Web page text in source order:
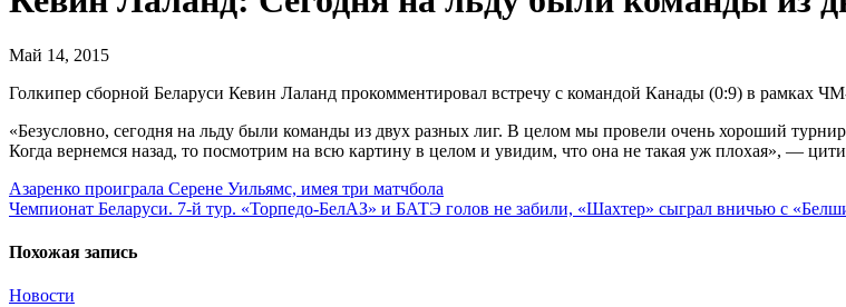
Май 14, 2015
Голкипер сборной Беларуси Кевин Лаланд прокомментировал встречу с командой Канады (0:9) в рамках
«Безусловно, сегодня на льду были команды из двух разных лиг. В целом мы провели очень хороший
Когда вернемся назад, то посмотрим на всю картину в целом и увидим, что она не такая уж плохая», —
Навигация
по
записям
Азаренко проиграла Серене Уильямс, имея три матчбола
Чемпионат Беларуси. 7-й тур. «Торпедо-БелАЗ» и БАТЭ голов не забили, «Шахтер» сыграл вничью с
Похожая запись
Новости